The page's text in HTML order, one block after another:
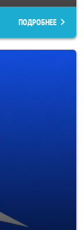
ПОДРОБНЕЕ